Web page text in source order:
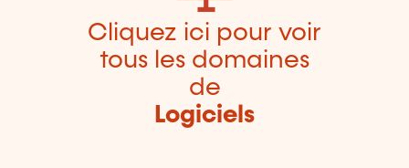
Cliquez ici pour voir
tous les domaines
de
Logiciels